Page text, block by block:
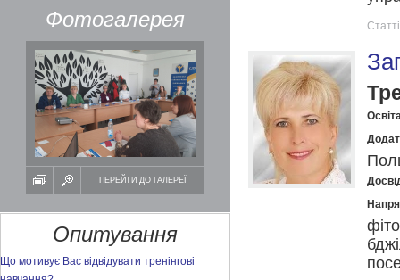
Фотогалерея
ПЕРЕЙТИ ДО ГАЛЕРЕЇ
Опитування
Що мотивує Вас відвідувати тренінгові
Статті